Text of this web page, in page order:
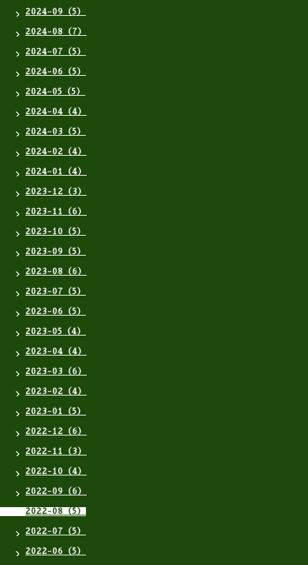
2024-09（5）
2024-08（7）
2024-07（5）
2024-06（5）
2024-05（5）
2024-04（4）
2024-03（5）
2024-02（4）
2024-01（4）
2023-12（3）
2023-11（6）
2023-10（5）
2023-09（5）
2023-08（6）
2023-07（5）
2023-06（5）
2023-05（4）
2023-04（4）
2023-03（6）
2023-02（4）
2023-01（5）
2022-12（6）
2022-11（3）
2022-10（4）
2022-09（6）
2022-08（5）
2022-07（5）
2022-06（5）